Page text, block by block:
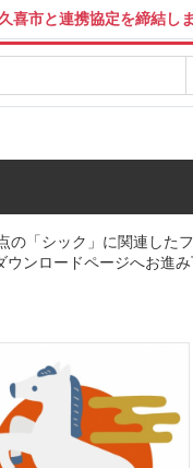
喜市と連携協定を締結し
「シック」に関連した
ンロードページへお進み